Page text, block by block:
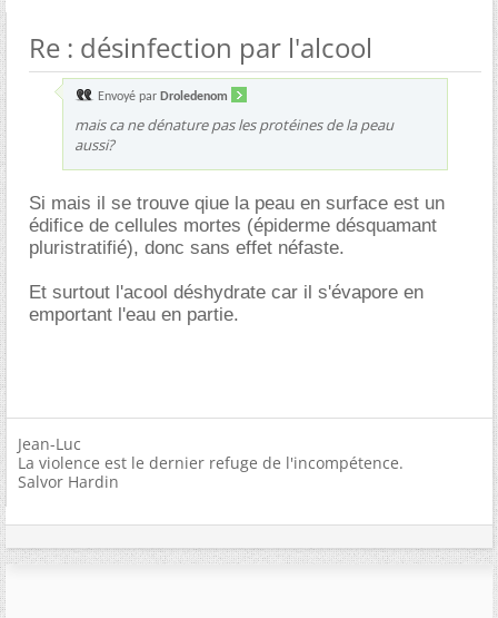
Re : désinfection par l'alcool
Envoyé par Droledenom
mais ca ne dénature pas les protéines de la peau
aussi?
Si mais il se trouve qiue la peau en surface est un
édifice de cellules mortes (épiderme désquamant
pluristratifié), donc sans effet néfaste.
Et surtout l'acool déshydrate car il s'évapore en
emportant l'eau en partie.
Jean-Luc
La violence est le dernier refuge de l'incompétence.
Salvor Hardin